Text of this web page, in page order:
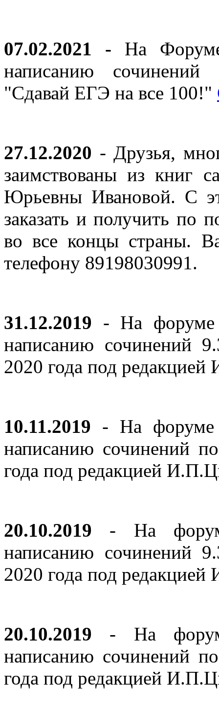
07.02.2021 - На
написанию
"Сдавай ЕГЭ на все 100!"
27.12.2020 - Друзья,
заимствованы из книг
Юрьевны Ивановой. С
заказать и получить по
во все концы страны.
телефону 89198030991.
31.12.2019 - На форуме
написанию сочинений
2020 года под
10.11.2019 - На форуме
написанию сочинений
года под редакцией
20.10.2019 - На
написанию сочинений
2020 года под
20.10.2019 - На
написанию сочинений
года под редакцией